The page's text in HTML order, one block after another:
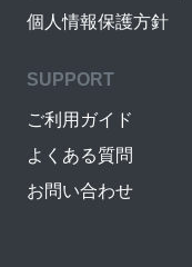
個人情報保護方針
SUPPORT
ご利用ガイド
よくある質問
お問い合わせ